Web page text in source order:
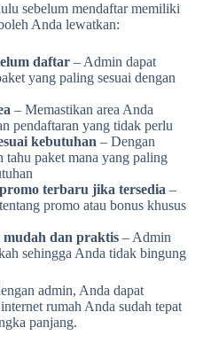
sebelum mendaftar memiliki
Anda lewatkan:
daftar – Admin dapat
yang paling sesuai dengan
– Memastikan area Anda
pendaftaran yang tidak perlu
kebutuhan – Dengan
tahu paket mana yang paling
terbaru jika tersedia –
promo atau bonus khusus
mudah dan praktis – Admin
sehingga Anda tidak bingung
admin, Anda dapat
rumah Anda sudah tepat
panjang.